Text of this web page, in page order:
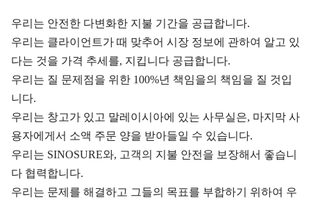
우리는 안전한 다변화한 지불 기간을 공급합니다.
우리는 클라이언트가 때 맞추어 시장 정보에 관하여 알고 있
다는 것을 가격 추세를, 지킵니다 공급합니다.
우리는 질 문제점을 위한 100%년 책임을의 책임을 질 것입
니다.
우리는 창고가 있고 말레이시아에 있는 사무실은, 마지막 사
용자에게서 소액 주문 양을 받아들일 수 있습니다.
우리는 SINOSURE와, 고객의 지불 안전을 보장해서 좋습니
다 협력합니다.
우리는 문제를 해결하고 그들의 목표를 부합하기 위하여 우